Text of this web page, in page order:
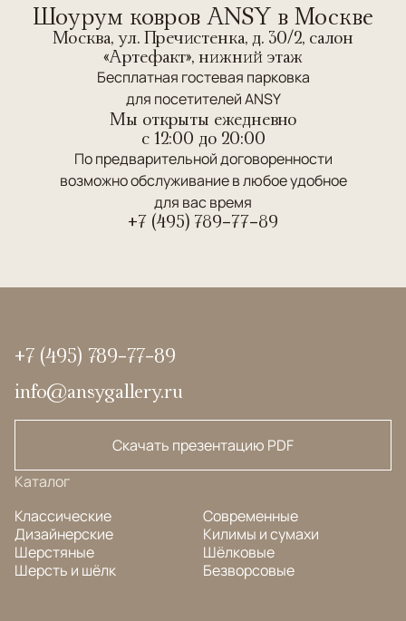
Шоурум ковров ANSY в Москве
Москва, ул. Пречистенка, д. 30/2, салон
«Артефакт», нижний этаж
Бесплатная гостевая парковка
для посетителей ANSY
Мы открыты ежедневно
c 12:00 до 20:00
По предварительной договоренности
возможно обслуживание в любое удобное
для вас время
+7 (495) 789-77-89
+7 (495) 789-77-89
info@ansygallery.ru
Скачать презентацию PDF
Каталог
Классические
Дизайнерские
Шерстяные
Шерсть и шёлк
Современные
Килимы и сумахи
Шёлковые
Безворсовые